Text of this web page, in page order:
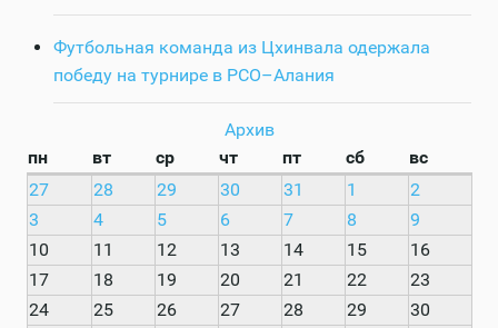
Футбольная команда из Цхинвала одержала
победу на турнире в РСО–Алания
Архив
пн
вт ср чт пт сб
вс
27
28 29 30 31 1
2
3
4 5 6 7 8
9
10
11 12 13 14 15
16
17
18 19 20 21 22
23
24
25 26 27 28 29
30